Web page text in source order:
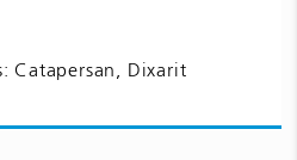
Catapersan, Dixarit
en bijwerkingen